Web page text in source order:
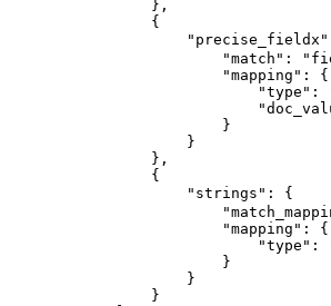
                },
                {
"match":
                        "mapping": {
"type":
                        }
                    }
                },
                {
"strings": {
                        "mapping": {
"type":
                        }
                    }
                }